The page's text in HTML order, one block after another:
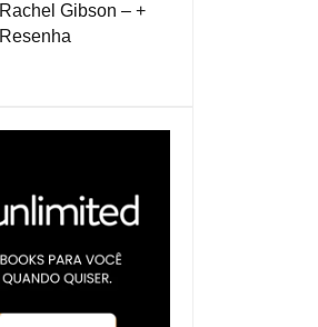
Rachel Gibson – +
Resenha